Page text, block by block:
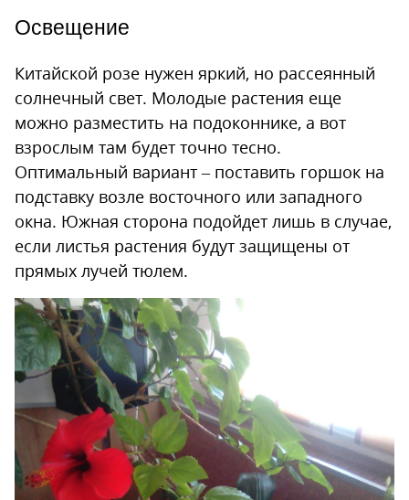
Освещение
Китайской розе нужен яркий, но рассеянный
солнечный свет. Молодые растения еще
можно разместить на подоконнике, а вот
взрослым там будет точно тесно.
Оптимальный вариант – поставить горшок на
подставку возле восточного или западного
окна. Южная сторона подойдет лишь в случае,
если листья растения будут защищены от
прямых лучей тюлем.